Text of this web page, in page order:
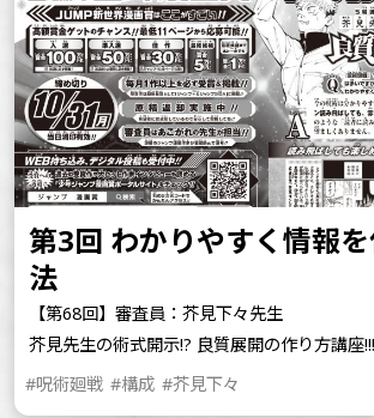
第3回 わかりやすく情報
法
【第68回】審査員：芥見下々先生
芥見先生の術式開示!? 良質展開の作り方講座!!!
#呪術廻戦 #構成 #芥見下々